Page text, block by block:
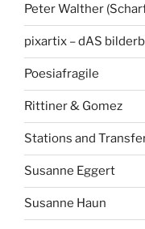
Peter Walther
pixartix – dAS
Poesiafragile
Rittiner & Gomez
Stations and
Susanne Eggert
Susanne Haun